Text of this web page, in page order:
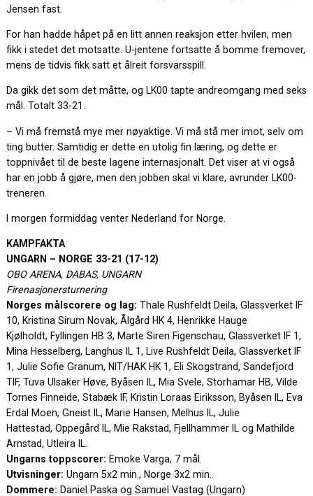
Jensen fast.
For han hadde håpet på en litt annen reaksjon etter hvilen, men
fikk i stedet det motsatte. U-jentene fortsatte å bomme fremover,
mens de tidvis fikk satt et ålreit forsvarsspill.
Da gikk det som det måtte, og LK00 tapte andreomgang med seks
mål. Totalt 33-21.
– Vi må fremstå mye mer nøyaktige. Vi må stå mer imot, selv om
ting butter. Samtidig er dette en utolig fin læring, og dette er
toppnivået til de beste lagene internasjonalt. Det viser at vi også
har en jobb å gjøre, men den jobben skal vi klare, avrunder LK00-
treneren.
I morgen formiddag venter Nederland for Norge.
KAMPFAKTA
UNGARN – NORGE 33-21 (17-12)
OBO ARENA, DABAS, UNGARN
Firenasjonersturnering
Norges målscorere og lag: Thale Rushfeldt Deila, Glassverket IF
10, Kristina Sirum Novak, Ålgård HK 4, Henrikke Hauge
Kjølholdt, Fyllingen HB 3, Marte Siren Figenschau, Glassverket IF 1,
Mina Hesselberg, Langhus IL 1, Live Rushfeldt Deila, Glassverket IF
1, Julie Sofie Granum, NIT/HAK HK 1, Eli Skogstrand, Sandefjord
TIF, Tuva Ulsaker Høve, Byåsen IL, Mia Svele, Storhamar HB, Vilde
Tornes Finneide, Stabæk IF, Kristin Loraas Eiriksson, Byåsen IL, Eva
Erdal Moen, Gneist IL, Marie Hansen, Melhus IL, Julie
Hattestad, Oppegård IL, Mie Rakstad, Fjellhammer IL og Mathilde
Arnstad, Utleira IL.
Ungarns toppscorer: Emoke Varga, 7 mål.
Utvisninger: Ungarn 5x2 min., Norge 3x2 min..
Dommere: Daniel Paska og Samuel Vastag (Ungarn)